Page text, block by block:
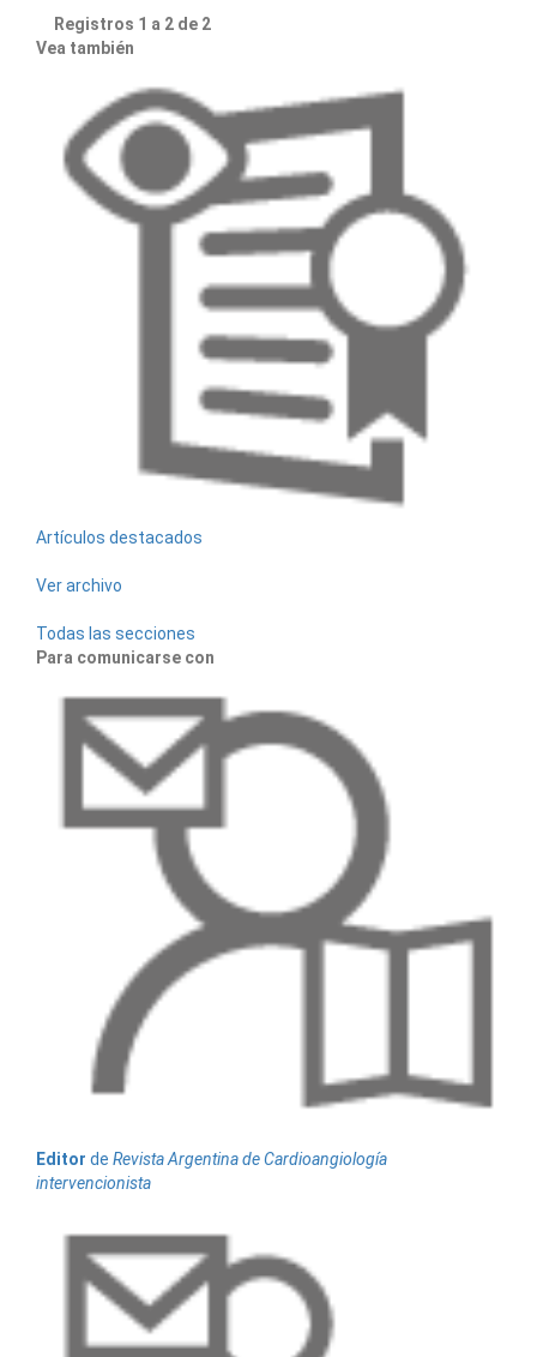
Registros 1 a 2 de 2
Vea también
Artículos destacados
Ver archivo
Todas las secciones
Para comunicarse con
Editor de Revista Argentina de Cardioangiología
intervencionista